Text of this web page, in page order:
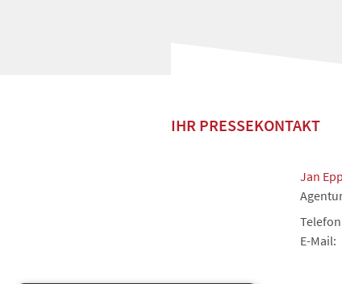
IHR PRESSEKONTAKT
Jan
E-Mail: